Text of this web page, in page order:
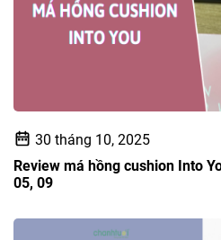
30 tháng 10, 2025
Review má hồng cushion Into
05, 09